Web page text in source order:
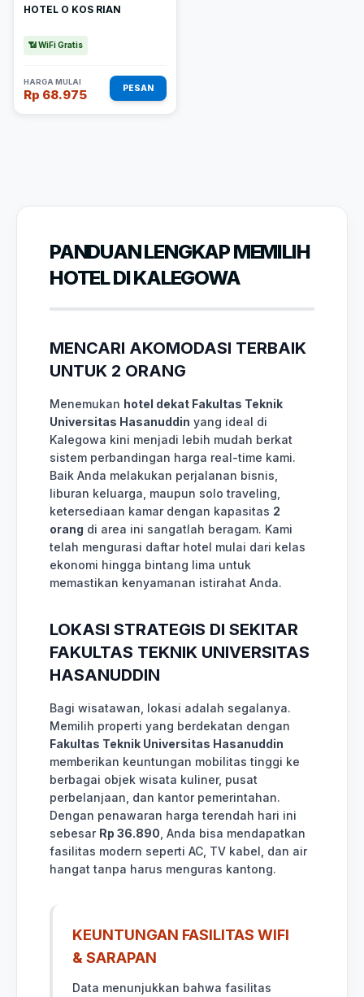
HOTEL O KOS RIAN
📶 WiFi Gratis
HARGA MULAI
Rp 68.975 PESAN
PANDUAN LENGKAP MEMILIH
HOTEL DI KALEGOWA
MENCARI AKOMODASI TERBAIK
UNTUK 2 ORANG
Menemukan hotel dekat Fakultas Teknik
Universitas Hasanuddin yang ideal di
Kalegowa kini menjadi lebih mudah berkat
sistem perbandingan harga real-time kami.
Baik Anda melakukan perjalanan bisnis,
liburan keluarga, maupun solo traveling,
ketersediaan kamar dengan kapasitas 2
orang di area ini sangatlah beragam. Kami
telah mengurasi daftar hotel mulai dari kelas
ekonomi hingga bintang lima untuk
memastikan kenyamanan istirahat Anda.
LOKASI STRATEGIS DI SEKITAR
FAKULTAS TEKNIK UNIVERSITAS
HASANUDDIN
Bagi wisatawan, lokasi adalah segalanya.
Memilih properti yang berdekatan dengan
Fakultas Teknik Universitas Hasanuddin
memberikan keuntungan mobilitas tinggi ke
berbagai objek wisata kuliner, pusat
perbelanjaan, dan kantor pemerintahan.
Dengan penawaran harga terendah hari ini
sebesar Rp 36.890 , Anda bisa mendapatkan
fasilitas modern seperti AC, TV kabel, dan air
hangat tanpa harus menguras kantong.
KEUNTUNGAN FASILITAS WIFI
& SARAPAN
Data menunjukkan bahwa fasilitas